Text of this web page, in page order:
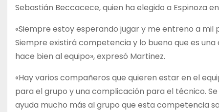
Sebastián Beccacece, quien ha elegido a Espinoza
«Siempre estoy esperando jugar y me entreno a
Siempre existirá competencia y lo bueno que es
hace bien al equipo», expresó Martinez.
«Hay varios compañeros que quieren estar en el
para el grupo y una complicación para el técnico.
ayuda mucho más al grupo que esta competencia